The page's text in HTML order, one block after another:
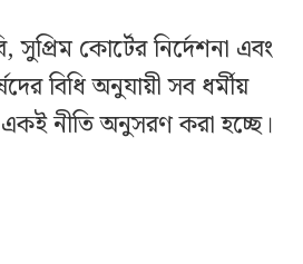
সুপ্রিম কোর্টের নির্দেশনা এবং
বিধি অনুযায়ী সব ধর্মীয়
একই নীতি অনুসরণ করা হচ্ছে।